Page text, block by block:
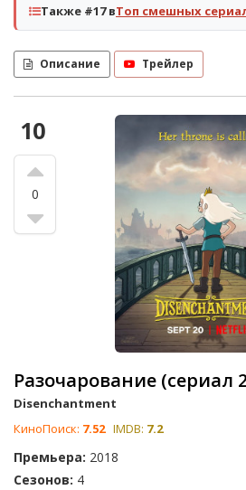
Также #17 вТоп смешных
Описание Трейлер
10
0
Разочарование (сериал
Disenchantment
КиноПоиск: 7.52 IMDB: 7.2
Премьера: 2018
Сезонов: 4